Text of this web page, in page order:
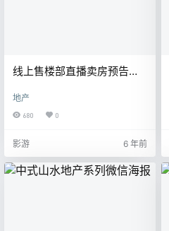
线上售楼部直播卖房预告贴
地产
680 0
影游 6 年前